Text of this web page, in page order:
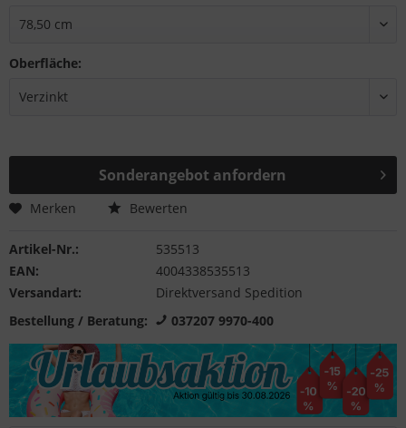
Oberfläche:
Sonderangebot anfordern
Merken Bewerten
Artikel-Nr.:
535513
EAN:
4004338535513
Versandart:
Direktversand Spedition
Bestellung / Beratung:
037207 9970-400